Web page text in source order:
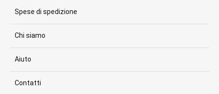
Spese di spedizione
Chi siamo
Aiuto
Contatti